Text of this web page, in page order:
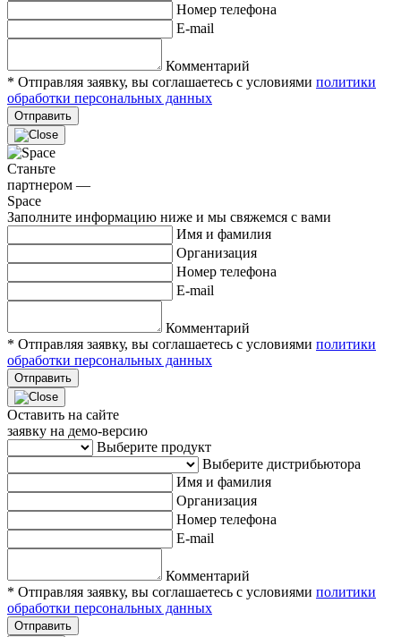
Номер телефона
E-mail
Комментарий
* Отправляя заявку, вы соглашаетесь с условиями политики
обработки персональных данных
Отправить
Станьте
партнером —
Space
Заполните информацию ниже и мы свяжемся с вами
Имя и фамилия
Организация
Номер телефона
E-mail
Комментарий
* Отправляя заявку, вы соглашаетесь с условиями политики
обработки персональных данных
Отправить
Оставить на сайте
заявку на демо-версию
Выберите продукт
Выберите дистрибьютора
Имя и фамилия
Организация
Номер телефона
E-mail
Комментарий
* Отправляя заявку, вы соглашаетесь с условиями политики
обработки персональных данных
Отправить